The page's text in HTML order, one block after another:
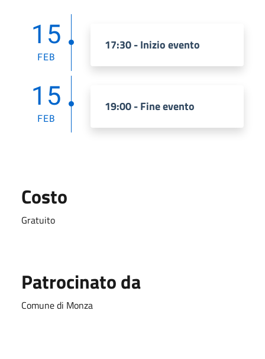
15
FEB
17:30 - Inizio evento
15
FEB
19:00 - Fine evento
Costo
Gratuito
Patrocinato da
Comune di Monza